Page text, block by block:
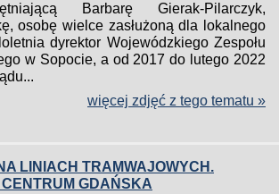
Barbarę Gierak-Pilarczyk,
osobę wielce zasłużoną dla lokalnego
dyrektor Wojewódzkiego Zespołu
w Sopocie, a od 2017 do lutego 2022
więcej zdjęć z tego tematu »
LINIACH TRAMWAJOWYCH.
GDAŃSKA